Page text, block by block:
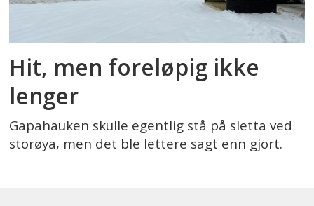
Hit, men foreløpig ikke
lenger
Gapahauken skulle egentlig stå på sletta ved
storøya, men det ble lettere sagt enn gjort.